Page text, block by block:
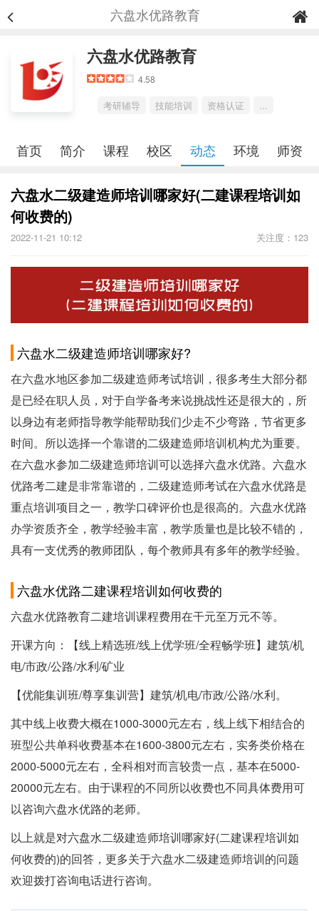
六盘水优路教育
六盘水优路教育
4.58
考研辅导 技能培训 资格认证 ...
首页 简介 课程 校区 动态 环境 师资
六盘水二级建造师培训哪家好(二建课程培训如
何收费的)
2022-11-21 10:12 关注度：123
六盘水二级建造师培训哪家好?
在六盘水地区参加二级建造师考试培训，很多考生大部分都
是已经在职人员，对于自学备考来说挑战性还是很大的，所
以身边有老师指导教学能帮助我们少走不少弯路，节省更多
时间。所以选择一个靠谱的二级建造师培训机构尤为重要。
在六盘水参加二级建造师培训可以选择六盘水优路。六盘水
优路考二建是非常靠谱的，二级建造师考试在六盘水优路是
重点培训项目之一，教学口碑评价也是很高的。六盘水优路
办学资质齐全，教学经验丰富，教学质量也是比较不错的，
具有一支优秀的教师团队，每个教师具有多年的教学经验。
六盘水优路二建课程培训如何收费的
六盘水优路教育二建培训课程费用在干元至万元不等。
开课方向：【线上精选班/线上优学班/全程畅学班】建筑/机
电/市政/公路/水利/矿业
【优能集训班/尊享集训营】建筑/机电/市政/公路/水利。
其中线上收费大概在1000-3000元左右，线上线下相结合的
班型公共单科收费基本在1600-3800元左右，实务类价格在
2000-5000元左右，全科相对而言较贵一点，基本在5000-
20000元左右。由于课程的不同所以收费也不同具体费用可
以咨询六盘水优路的老师。
以上就是对六盘水二级建造师培训哪家好(二建课程培训如
何收费的)的回答，更多关于六盘水二级建造师培训的问题
欢迎拨打咨询电话进行咨询。